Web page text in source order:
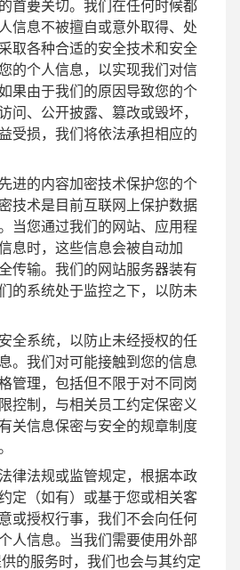
首要关切。我们在任何时候都
信息不被擅自或意外取得、处
取各种合适的安全技术和安全
的个人信息，以实现我们对信
果由于我们的原因导致您的个
问、公开披露、篡改或毁坏，
受损，我们将依法承担相应的
进的内容加密技术保护您的个
技术是目前互联网上保护数据
当您通过我们的网站、应用程
息时，这些信息会被自动加
传输。我们的网站服务器装有
的系统处于监控之下，以防未
全系统，以防止未经授权的任
。我们对可能接触到您的信息
管理，包括但不限于对不同岗
控制，与相关员工约定保密义
关信息保密与安全的规章制度
律法规或监管规定，根据本政
定（如有）或基于您或相关客
或授权行事，我们不会向任何
人信息。当我们需要使用外部
的服务时，我们也会与其约定